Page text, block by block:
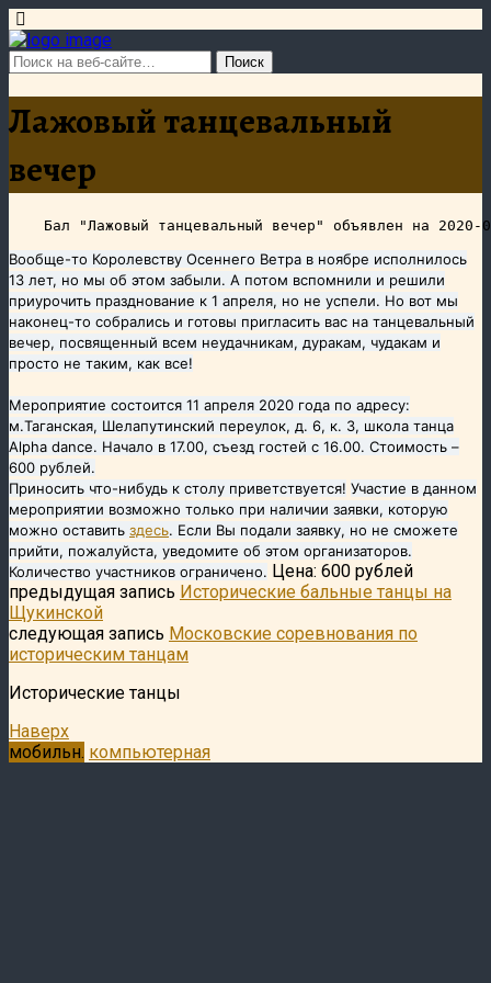
Лажовый танцевальный
вечер
Вообще-то Королевству Осеннего Ветра в ноябре исполнилось
13 лет, но мы об этом забыли. А потом вспомнили и решили
приурочить празднование к 1 апреля, но не успели. Но вот мы
наконец-то собрались и готовы пригласить вас на танцевальный
вечер, посвященный всем неудачникам, дуракам, чудакам и
просто не таким, как все!
Мероприятие состоится 11 апреля 2020 года по адресу:
м.Таганская, Шелапутинский переулок, д. 6, к. 3, школа танца
Alpha dance. Начало в 17.00, съезд гостей с 16.00. Стоимость –
600 рублей.
Приносить что-нибудь к столу приветствуется! Участие в данном
мероприятии возможно только при наличии заявки, которую
можно оставить здесь. Если Вы подали заявку, но не сможете
прийти, пожалуйста, уведомите об этом организаторов.
Количество участников ограничено. Цена: 600 рублей
предыдущая запись Исторические бальные танцы на
Щукинской
следующая запись Московские соревнования по
историческим танцам
Исторические танцы
Наверх
мобильн. компьютерная